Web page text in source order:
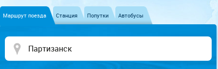
Маршрут поезда Станция Попутки Автобусы